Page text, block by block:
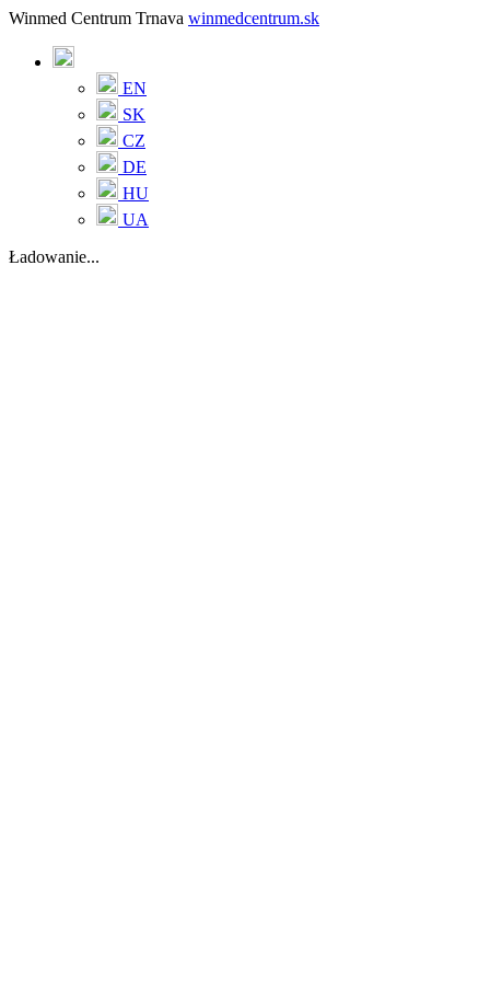
Winmed Centrum Trnava winmedcentrum.sk
EN
SK
CZ
DE
HU
UA
Ładowanie...